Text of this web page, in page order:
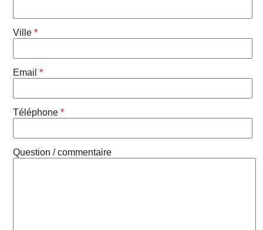
Ville*
Email*
Téléphone*
Question / commentaire